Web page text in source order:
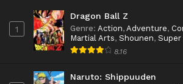
1
Dragon Ball Z
Genre: Action, Adventure,
Martial Arts, Shounen,
8.16
Naruto: Shippuuden